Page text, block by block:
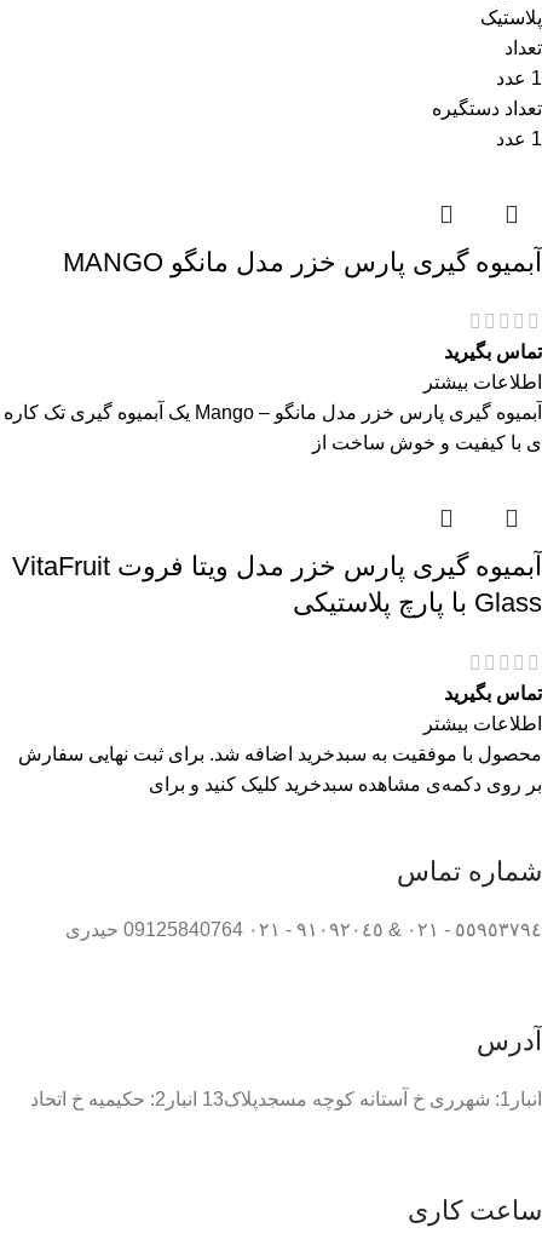
پلاستیک
تعداد
1 عدد
تعداد دستگیره
1 عدد
آبمیوه گیری پارس خزر مدل مانگو MANGO
تماس بگیرید
اطلاعات بیشتر
آبمیوه گیری پارس خزر مدل مانگو – Mango یک آبمیوه گیری تک کاره
ی با کیفیت و خوش ساخت از
آبمیوه گیری پارس خزر مدل ویتا فروت VitaFruit
Glass با پارچ پلاستیکی
تماس بگیرید
اطلاعات بیشتر
محصول با موفقیت به سبدخرید اضافه شد. برای ثبت نهایی سفارش
بر روی دکمه‌ی مشاهده سبدخرید کلیک کنید و برای
شماره تماس
٥٥٩٥٣٧٩٤ - ٠٢١ & ٩١٠٩٢٠٤٥ - ٠٢١ 09125840764 حیدری
آدرس
انبار1: شهرری خ آستانه کوچه مسجدپلاک13 انبار2: حکیمیه خ اتحاد
ساعت کاری